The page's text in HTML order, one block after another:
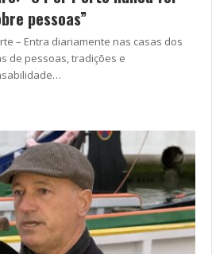
pessoas”
– Entra diariamente nas casas dos
de pessoas, tradições e